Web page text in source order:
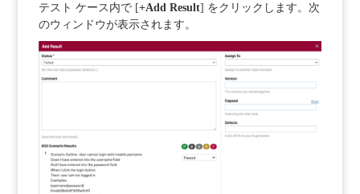
テスト ケース内で [+Add Result] をクリックします。 次
のウィンドウが表示されます。